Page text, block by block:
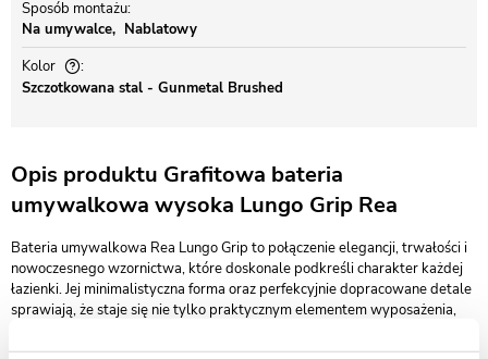
Sposób montażu
Na umywalce
Nablatowy
Kolor
Szczotkowana stal - Gunmetal Brushed
Opis produktu Grafitowa bateria
umywalkowa wysoka Lungo Grip Rea
Bateria umywalkowa Rea Lungo Grip to połączenie elegancji, trwałości i
nowoczesnego wzornictwa, które doskonale podkreśli charakter każdej
łazienki. Jej minimalistyczna forma oraz perfekcyjnie dopracowane detale
sprawiają, że staje się nie tylko praktycznym elementem wyposażenia,